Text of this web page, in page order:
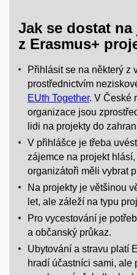
Jak se dostat na
z Erasmus+
Přihlásit se na některý z
prostřednictvím
EUth Together. V České
organizace jsou
lidi na projekty do
V přihlášce je třeba
zájemce na projekt
organizátoři měli vybrat
Na projekty je většinou
let, ale záleží na typu
Pro vycestování je
a občanský průkaz.
Ubytování a stravu platí
hradí účastníci sami, ale